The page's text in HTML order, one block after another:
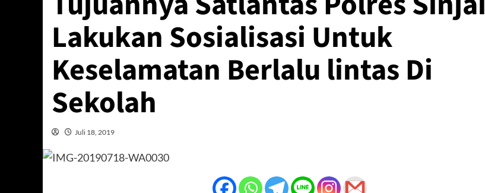
Lakukan Sosialisasi Untuk
Keselamatan Berlalu lintas Di
Sekolah
Juli 18, 2019